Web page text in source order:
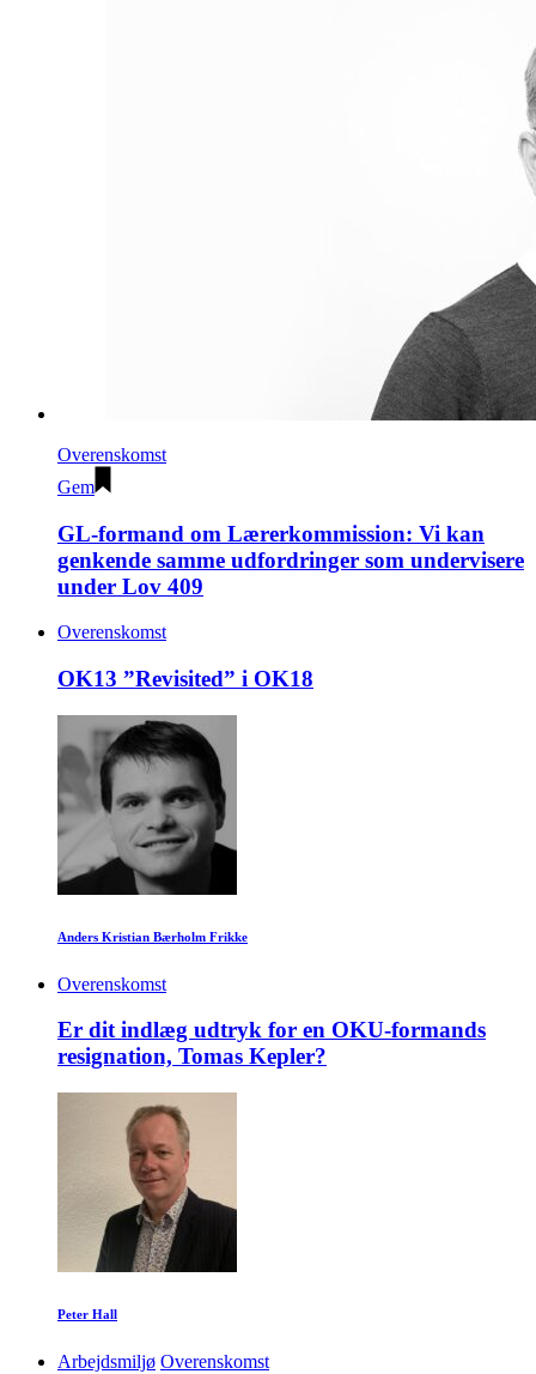
Overenskomst
Gem
GL-formand om Lærerkommission: Vi kan
genkende samme udfordringer som undervisere
under Lov 409
Overenskomst
OK13 ”Revisited” i OK18
Anders Kristian Bærholm Frikke
Overenskomst
Er dit indlæg udtryk for en OKU-formands
resignation, Tomas Kepler?
Peter Hall
Arbejdsmiljø Overenskomst